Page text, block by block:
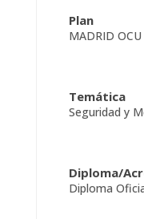
Plan
MADRID OCU
Temática
Seguridad y
Diploma/
Diploma